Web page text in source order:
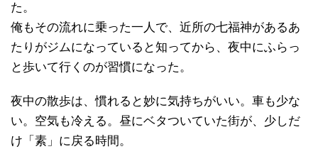
た。
俺もその流れに乗った一人で、近所の七福神があるあ
たりがジムになっていると知ってから、夜中にふらっ
と歩いて行くのが習慣になった。
夜中の散歩は、慣れると妙に気持ちがいい。車も少な
い。空気も冷える。昼にベタついていた街が、少しだ
け「素」に戻る時間。